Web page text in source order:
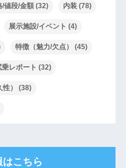
/値段/金額(32) 内装(78)
展示施設/イベント (4)
特徴（魅力/欠点） (45)
乗レポート (32)
） (38)
こちら